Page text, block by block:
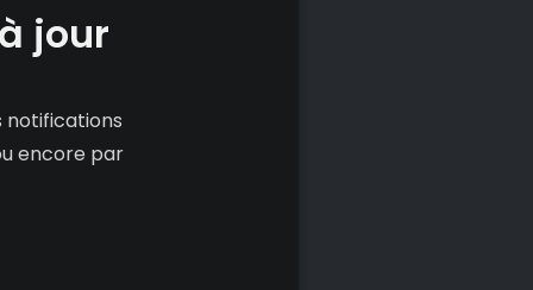
jour
notifications
encore par